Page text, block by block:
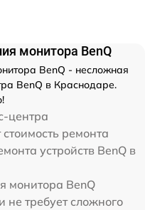
монитора BenQ
BenQ - несложная
BenQ в Краснодаре.
центра
ремонта
устройств BenQ в
монитора BenQ
не требует сложного